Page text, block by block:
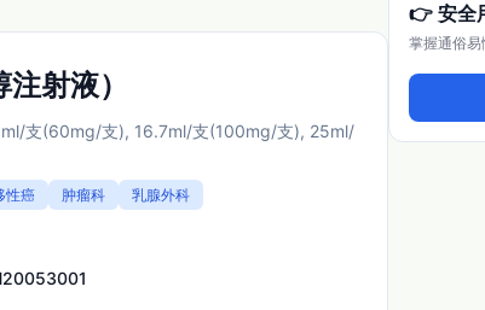
射液）
支(60mg/支), 16.7ml/支(100mg/支), 25ml/
性癌 肿瘤科 乳腺外科
👉 安全
掌握通俗易